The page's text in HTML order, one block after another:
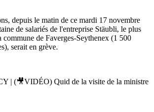
depuis le matin de ce mardi 17 novembre
de salariés de l'entreprise Stäubli, le plus
commune de Faverges-Seythenex (1 500
serait en grève.